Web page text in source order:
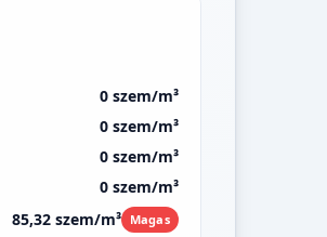
0 szem/m³
0 szem/m³
0 szem/m³
0 szem/m³
85,32 szem/m³ Magas